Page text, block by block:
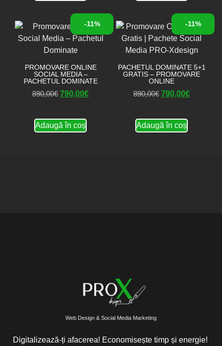
-11%
PROMOVARE ONLINE
SOCIAL MEDIA –
PACHETUL DOMINATE
890,00€ 790,00€
Adaugă în coș
-11%
PACHETUL DOMINATE 5+1
GRATIS – PROMOVARE
ONLINE
890,00€ 790,00€
Adaugă în coș
Web Design & Social Media Marketing
Digitalizează-ți afacerea! Economisește timp și energie!